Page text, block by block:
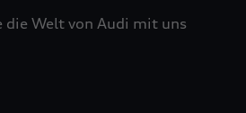
die Welt von Audi mit uns